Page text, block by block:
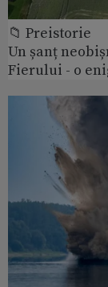
📁 Preistorie
Un șanț
Fierului - o